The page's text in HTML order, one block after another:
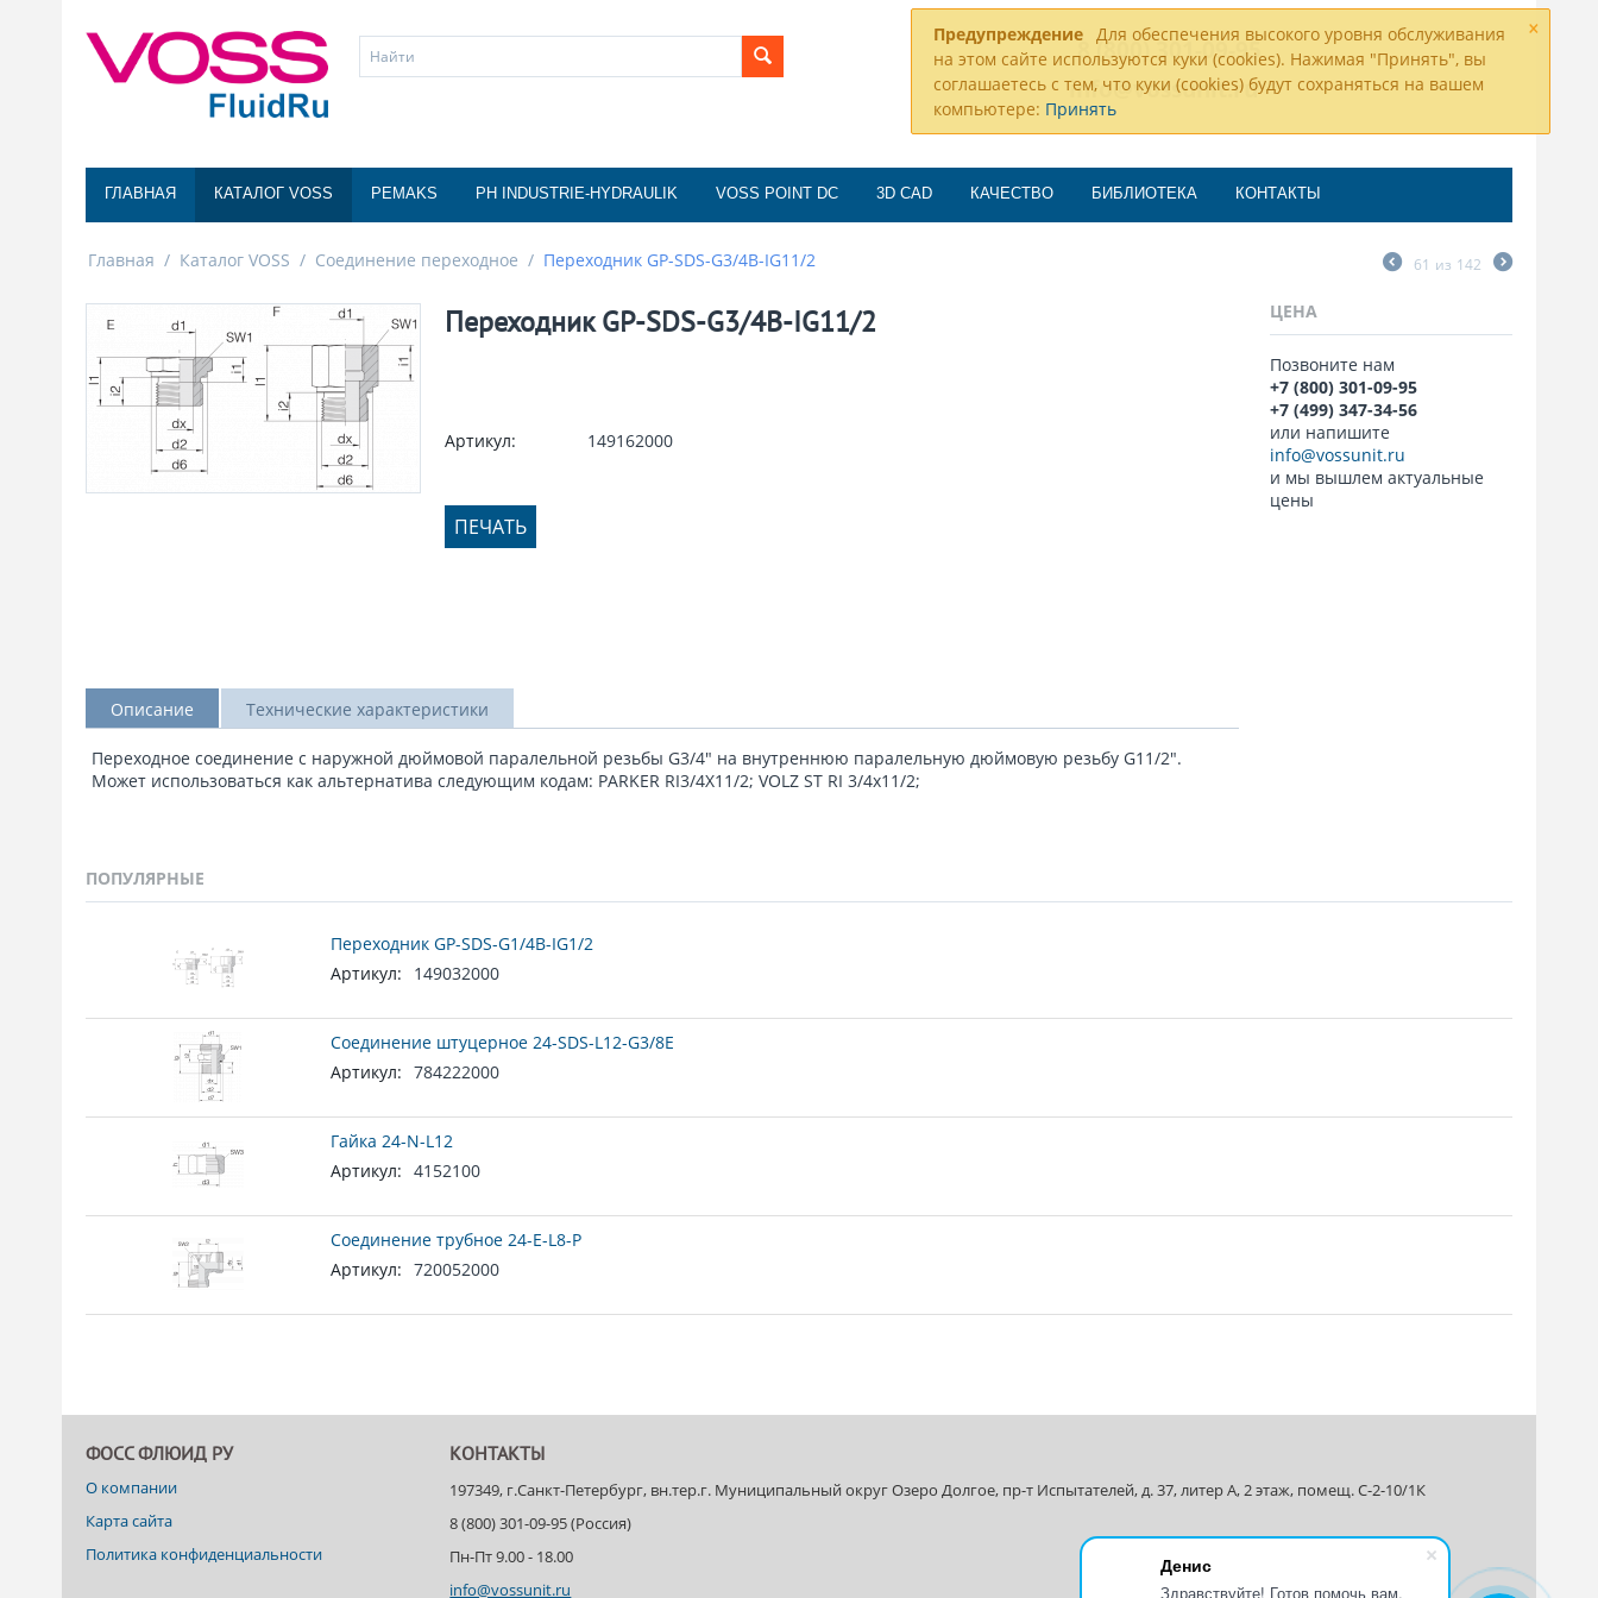
Денис
Здравствуйте! Готов помочь вам.
×
Предупреждение Для обеспечения высокого уровня обслуживания
на этом сайте используются куки (cookies). Нажимая "Принять", вы
соглашаетесь с тем, что куки (cookies) будут сохраняться на вашем
компьютере: Принять
8 (800) 301-09-95
info@vossunit.ru
ГЛАВНАЯ КАТАЛОГ VOSS PEMAKS PH INDUSTRIE-HYDRAULIK VOSS POINT DC 3D CAD КАЧЕСТВО БИБЛИОТЕКА КОНТАКТЫ
Главная / Каталог VOSS / Соединение переходное / Переходник GP-SDS-G3/4B-IG11/2 61 из 142
Переходник GP-SDS-G3/4B-IG11/2
Артикул: 149162000
ПЕЧАТЬ
Описание Технические характеристики
Переходное соединение с наружной дюймовой паралельной резьбы G3/4" на внутреннюю паралельную дюймовую резьбу G11/2".
Может использоваться как альтернатива следующим кодам: PARKER RI3/4X11/2; VOLZ ST RI 3/4x11/2;
ЦЕНА
Позвоните нам
+7 (800) 301-09-95
+7 (499) 347-34-56
или напишите
info@vossunit.ru
и мы вышлем актуальные
цены
ПОПУЛЯРНЫЕ
Переходник GP-SDS-G1/4B-IG1/2
Артикул:
149032000
Соединение штуцерное 24-SDS-L12-G3/8E
Артикул: 784222000
Гайка 24-N-L12
Артикул: 4152100
Соединение трубное 24-E-L8-P
Артикул: 720052000
ФОСС ФЛЮИД РУ
О компании
Карта сайта
Политика конфиденциальности
КОНТАКТЫ
197349, г.Санкт-Петербург, вн.тер.г. Муниципальный округ Озеро Долгое, пр-т Испытателей, д. 37, литер А, 2 этаж, помещ. С-2-10/1К
8 (800) 301-09-95 (Россия)
Пн-Пт 9.00 - 18.00
info@vossunit.ru